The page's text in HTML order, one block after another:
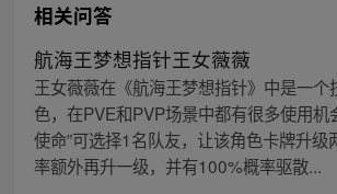
相关问答
航海王梦想指针王女薇薇
王女薇薇在《航海王梦想指针》中是一个
色，在PVE和PVP场景中都有很多使用机
使命”可选择1名队友，让该角色卡牌升
率额外再升一级，并有100%概率驱散...